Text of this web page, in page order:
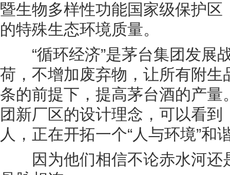
暨生物多样性功能国家级保护
的特殊生态环境质量。
“循环经济”是茅台集团发展
荷，不增加废弃物，让所有附
条的前提下，提高茅台酒的产
团新厂区的设计理念，可以看
人，正在开拓一个“人与环境”和
因为他们相信不论赤水河还